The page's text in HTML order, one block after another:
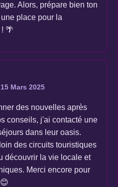
Alors, prépare bien ton
place pour la
🌴
Mars 2025
des nouvelles après
conseils, j'ai contacté une
dans leur oasis.
des circuits touristiques
découvrir la vie locale et
Merci encore pour